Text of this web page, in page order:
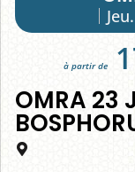
à partir de
OMRA 23